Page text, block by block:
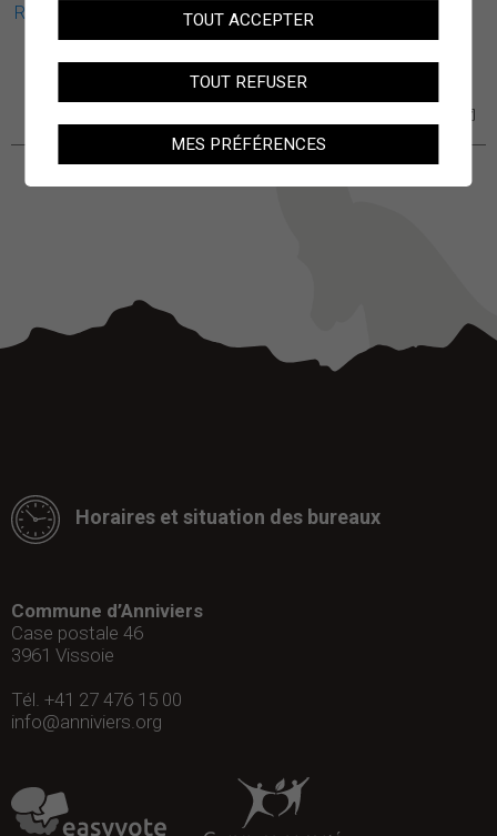
Règlement communal sur lescimetières
Horaires et situation des bureaux
Commune d’Anniviers
Case postale 46
3961 Vissoie
Tél. +41 27 476 15 00
info@anniviers.org
TOUT ACCEPTER
TOUT REFUSER
MES PRÉFÉRENCES